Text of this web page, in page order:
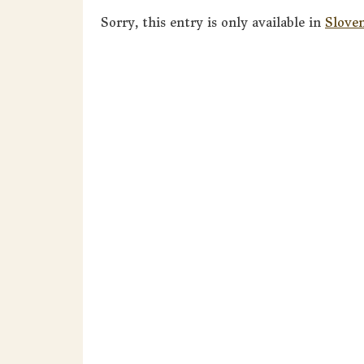
Sorry, this entry is only available in